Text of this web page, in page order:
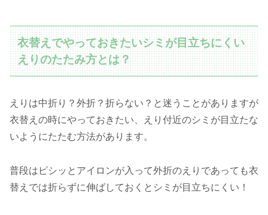
衣替えでやっておきたいシミが目立ちにくい
えりのたたみ方とは？
えりは中折り？外折？折らない？と迷うことがありますが
衣替えの時にやっておきたい、えり付近のシミが目立たな
いようにたたむ方法があります。
普段はピシッとアイロンが入って外折のえりであっても衣
替えでは折らずに伸ばしておくとシミが目立ちにくい！